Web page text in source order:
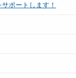
ポートします！